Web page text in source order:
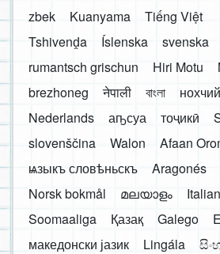
zbek Kuanyama Tiếng Việt
Tshivenḓa
Íslenska svenska
rumantsch grischun
Hiri Motu
brezhoneg
नेपाली বাংলা
Nederlands
аҧсуа тоҷикӣ
slovenščina
Walon Afaan
ѩзыкъ словѣньскъ
Aragonés
Norsk bokmål
മലയാളം
Soomaaliga
Қазақ Galego
македонски јазик
Lingála